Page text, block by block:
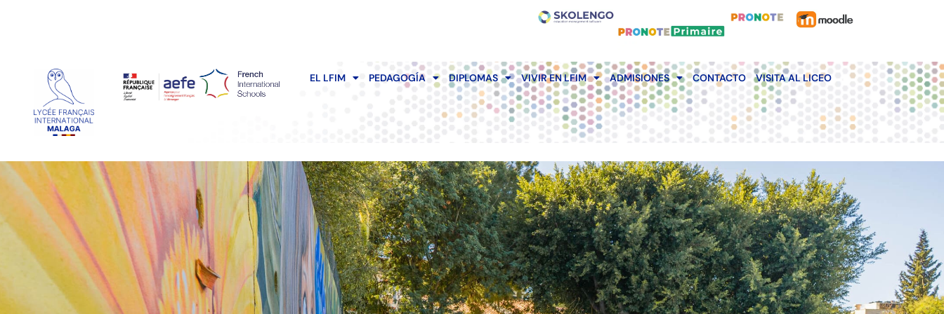
EL LFIM PEDAGOGÍA DIPLOMAS VIVIR EN LFIM ADMISIONES CONTACTO VISITA AL LICEO